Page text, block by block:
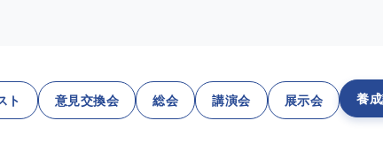
ト 意見交換会 総会 講演会 展示会 養